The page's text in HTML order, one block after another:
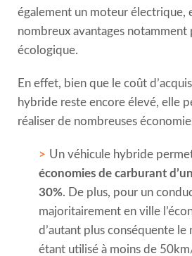
également un moteur électrique,
nombreux avantages notamment
écologique.
En effet, bien que le coût
hybride reste encore élevé, elle
réaliser de nombreuses
Un véhicule hybride
économies de carburant
30%. De plus, pour un
majoritairement en ville
d’autant plus conséquente
étant utilisé à moins de